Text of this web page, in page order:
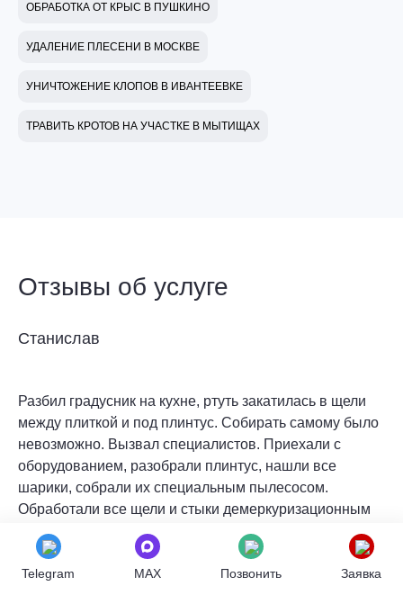
ОБРАБОТКА ОТ КРЫС В ПУШКИНО
УДАЛЕНИЕ ПЛЕСЕНИ В МОСКВЕ
УНИЧТОЖЕНИЕ КЛОПОВ В ИВАНТЕЕВКЕ
ТРАВИТЬ КРОТОВ НА УЧАСТКЕ В МЫТИЩАХ
Отзывы об услуге
Станислав
Разбил градусник на кухне, ртуть закатилась в щели
между плиткой и под плинтус. Собирать самому было
невозможно. Вызвал специалистов. Приехали с
оборудованием, разобрали плинтус, нашли все
шарики, собрали их специальным пылесосом.
Обработали все щели и стыки демеркуризационным
составом. После сборки плинтуса обратно сделали
контрольный замер — всё чисто. Спасибо за
ювелирную работу и спокойствие!
Telegram MAX Позвонить Заявка